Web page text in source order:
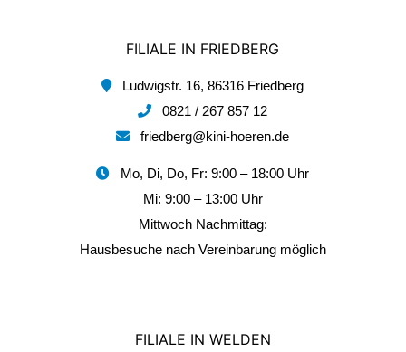
FILIALE IN FRIEDBERG
Ludwigstr. 16, 86316 Friedberg
0821 / 267 857 12
friedberg@kini-hoeren.de
Mo, Di, Do, Fr: 9:00 – 18:00 Uhr
Mi: 9:00 – 13:00 Uhr
Mittwoch Nachmittag:
Hausbesuche nach Vereinbarung möglich
FILIALE IN WELDEN